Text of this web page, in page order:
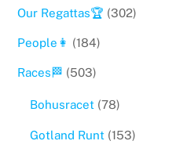
Our Regattas🏆 (302)
People👩 (184)
Races🏁 (503)
Bohusracet(78)
Gotland Runt(153)